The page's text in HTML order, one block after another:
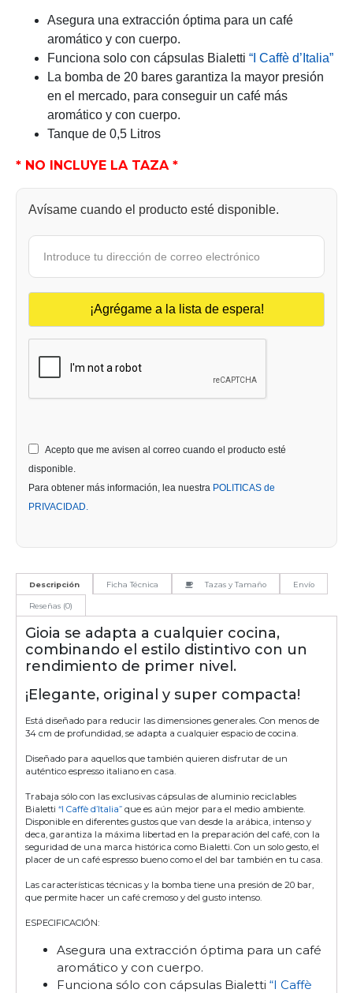
Asegura una extracción óptima para un café
aromático y con cuerpo.
Funciona solo con cápsulas Bialetti “I Caffè d’Italia”
La bomba de 20 bares garantiza la mayor presión
en el mercado, para conseguir un café más
aromático y con cuerpo.
Tanque de 0,5 Litros
* NO INCLUYE LA TAZA *
Avísame cuando el producto esté disponible.
Acepto que me avisen al correo cuando el producto esté
disponible.
Para obtener más información, lea nuestra POLITICAS de
PRIVACIDAD.
Descripción Ficha Técnica Tazas y Tamaño Envío
Reseñas (0)
Gioia se adapta a cualquier cocina,
combinando el estilo distintivo con un
rendimiento de primer nivel.
¡Elegante, original y super compacta!
Está diseñado para reducir las dimensiones generales. Con menos de
34 cm de profundidad, se adapta a cualquier espacio de cocina.
Diseñado para aquellos que también quieren disfrutar de un
auténtico espresso italiano en casa.
Trabaja sólo con las exclusivas cápsulas de aluminio reciclables
Bialetti“I Caffè d’Italia” que es aún mejor para el medio ambiente.
Disponible en diferentes gustos que van desde la arábica, intenso y
deca, garantiza la máxima libertad en la preparación del café, con la
seguridad de una marca histórica como Bialetti. Con un solo gesto, el
placer de un café espresso bueno como el del bar también en tu casa.
Las características técnicas y la bomba tiene una presión de 20 bar,
que permite hacer un café cremoso y del gusto intenso.
ESPECIFICACIÓN:
Asegura una extracción óptima para un café
aromático y con cuerpo.
Funciona sólo con cápsulas Bialetti“I Caffè